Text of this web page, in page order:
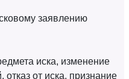
заявлению
иска, изменение
от иска, признание